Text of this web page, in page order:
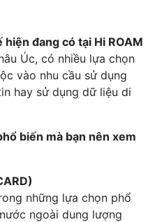
đang có tại Hi ROAM
Úc, có nhiều lựa chọn
vào nhu cầu sử dụng
hay sử dụng dữ liệu di
biến mà bạn nên xem
những lựa chọn phổ
ngoài dung lượng